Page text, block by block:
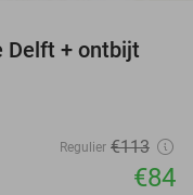
Delft + ontbijt
Regulier €113
€84